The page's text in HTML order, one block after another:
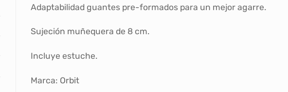
Adaptabilidad guantes pre-formados para un mejor agarre.
Sujeción muñequera de 8 cm.
Incluye estuche.
Marca: Orbit